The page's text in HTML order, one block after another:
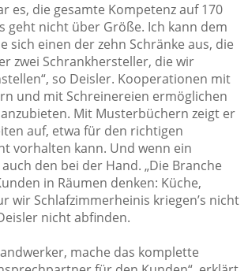
es, die gesamte Kompetenz auf 170
geht nicht über Größe. Ich kann dem
sich einen der zehn Schränke aus, die
zwei Schrankhersteller, die wir
so Deisler. Kooperationen mit
und mit Schreinereien ermöglichen
Mit Musterbüchern zeigt er
auf, etwa für den richtigen
vorhalten kann. Und wenn ein
den bei der Hand. „Die Branche
in Räumen denken: Küche,
wir Schlafzimmerheinis kriegen’s nicht
nicht abfinden.
mache das komplette